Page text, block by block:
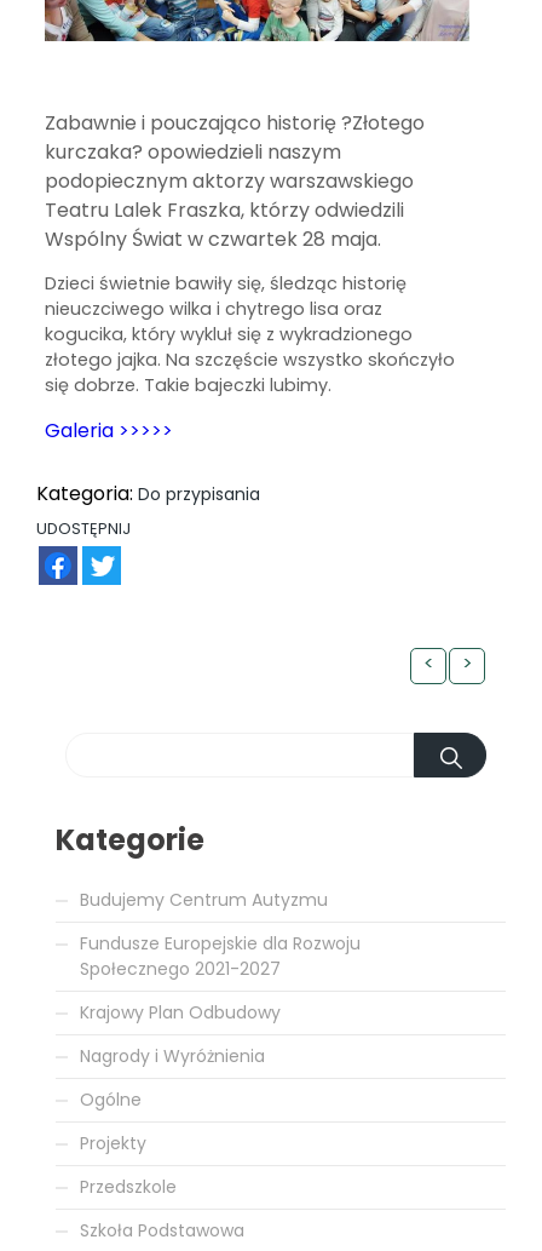
Zabawnie i pouczająco historię ?Złotego
kurczaka? opowiedzieli naszym
podopiecznym aktorzy warszawskiego
Teatru Lalek Fraszka, którzy odwiedzili
Wspólny Świat w czwartek 28 maja.
Dzieci świetnie bawiły się, śledząc historię
nieuczciwego wilka i chytrego lisa oraz
kogucika, który wykluł się z wykradzionego
złotego jajka. Na szczęście wszystko skończyło
się dobrze. Takie bajeczki lubimy.
Galeria >>>>>
Kategoria: Do przypisania
UDOSTĘPNIJ
< >
Kategorie
Budujemy Centrum Autyzmu
Fundusze Europejskie dla Rozwoju
Społecznego 2021-2027
Krajowy Plan Odbudowy
Nagrody i Wyróżnienia
Ogólne
Projekty
Przedszkole
Szkoła Podstawowa